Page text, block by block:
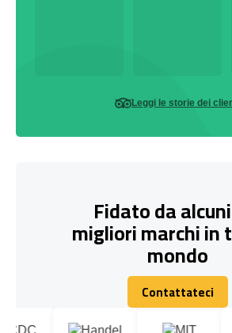
Leggi le storie dei
Fidato da
migliori marchi in
mondo
Contattateci
Contattateci